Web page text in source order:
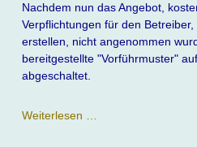
Nachdem nun das Angebot,
Verpflichtungen für den
erstellen, nicht angenommen
bereitgestellte "Vorführmuster"
abgeschaltet.
Weiterlesen …